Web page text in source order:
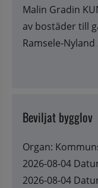
Malin Gradin
av bostäder till
Ramsele-
Beviljat bygglov
Organ:
2026-08-04
2026-08-04